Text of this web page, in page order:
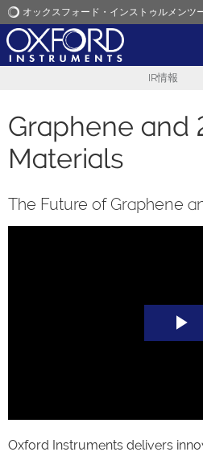
オックスフォード・インストゥルメンツ
オックスフォード・イ
IR情報
Graphene and
Materials
The Future of Graphene
Oxford Instruments delivers